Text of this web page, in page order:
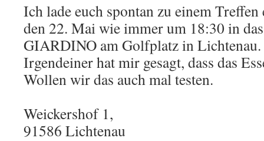
Ich lade euch spontan zu einem
den 22. Mai wie immer um 18:30 in
GIARDINO am Golfplatz in Lichtenau.
Irgendeiner hat mir gesagt, dass das
Wollen wir das auch mal testen.
Weickershof 1,
91586 Lichtenau